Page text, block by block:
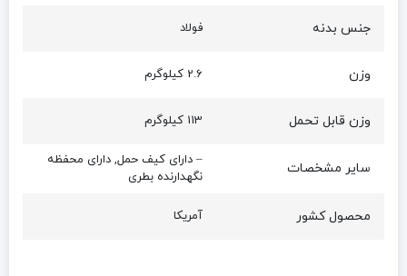
جنس بدنه فولاد
وزن 2.6 کیلوگرم
وزن قابل تحمل 113 کیلوگرم
سایر مشخصات
– دارای کیف حمل, دارای محفظه
نگهدارنده بطری
محصول کشور آمریکا